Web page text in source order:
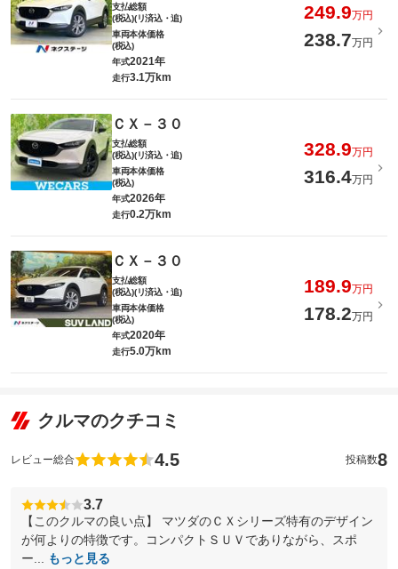
支払総額
(税込)(リ済込・追)
249.9万円
車両本体価格
(税込)
238.7万円
年式2021年
走行3.1万km
ＣＸ－３０
支払総額
(税込)(リ済込・追)
328.9万円
車両本体価格
(税込)
316.4万円
年式2026年
走行0.2万km
ＣＸ－３０
支払総額
(税込)(リ済込・追)
189.9万円
車両本体価格
(税込)
178.2万円
年式2020年
走行5.0万km
クルマのクチコミ
レビュー総合 4.5 投稿数8
3.7
【このクルマの良い点】 マツダのＣＸシリーズ特有のデザイン
が何よりの特徴です。コンパクトＳＵＶでありながら、スポ
ー...
もっと見る